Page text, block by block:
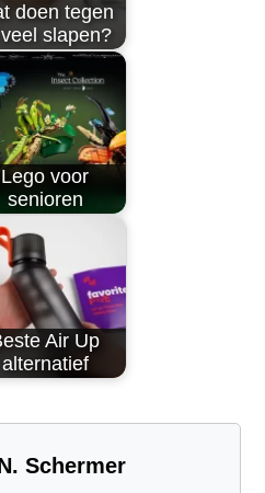
doen tegen
slapen?
Lego voor
senioren
Air Up
alternatief
Schermer